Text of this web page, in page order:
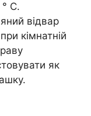
C.
відвар
кімнатній
як